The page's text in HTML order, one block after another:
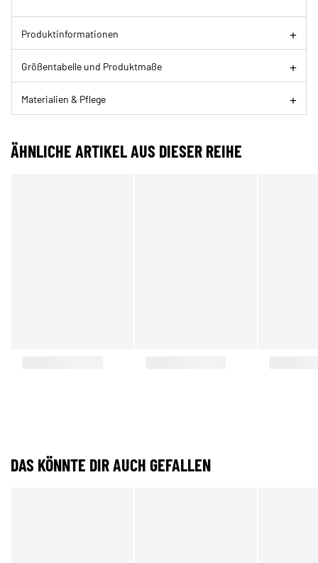
Produktinformationen
Größentabelle und Produktmaße
Materialien & Pflege
ÄHNLICHE ARTIKEL AUS DIESER REIHE
DAS KÖNNTE DIR AUCH GEFALLEN